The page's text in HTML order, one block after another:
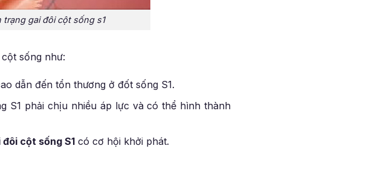
trạng gai đôi cột sống s1
sống như:
dẫn đến tổn thương ở đốt sống S1.
S1 phải chịu nhiều áp lực và có thể hình thành
đôi cột sống S1có cơ hội khởi phát.